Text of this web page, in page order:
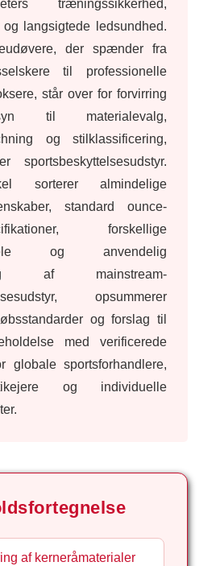
træningssikkerhed,
og langsigtede ledsundhed.
der spænder fra
til professionelle
står over for forvirring
til materialevalg,
og stilklassificering,
sorterer almindelige
standard ounce-
forskellige
og anvendelig
af mainstream-
opsummerer
og forslag til
med verificerede
globale sportsforhandlere,
og individuelle
af kerneråmaterialer